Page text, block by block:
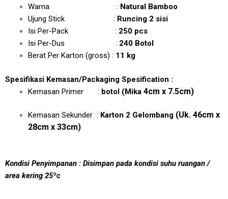
Warna : Natural Bamboo
Ujung Stick : Runcing 2 sisi
Isi Per-Pack : 250 pcs
Isi Per-Dus : 240 Botol
Berat Per Karton (gross) : 11 kg
Spesifikasi Kemasan/Packaging Spesification :
Kemasan Primer : botol (Mika 4cm x 7.5cm)
Kemasan Sekunder : Karton 2 Gelombang (Uk. 46cm x
28cm x 33cm)
Kondisi Penyimpanan : Disimpan pada kondisi suhu ruangan /
area kering 25ºc